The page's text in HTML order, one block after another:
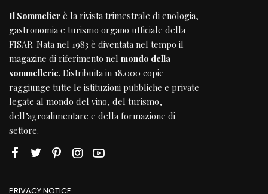
Il Sommelier è la rivista trimestrale di enologia,
gastronomia e turismo organo ufficiale della
FISAR. Nata nel 1983 è diventata nel tempo il
magazine di riferimento nel mondo della
sommellerie. Distribuita in 18.000 copie
raggiunge tutte le istituzioni pubbliche e private
legate al mondo del vino, del turismo,
dell’agroalimentare e della formazione di
settore.
PRIVACY NOTICE